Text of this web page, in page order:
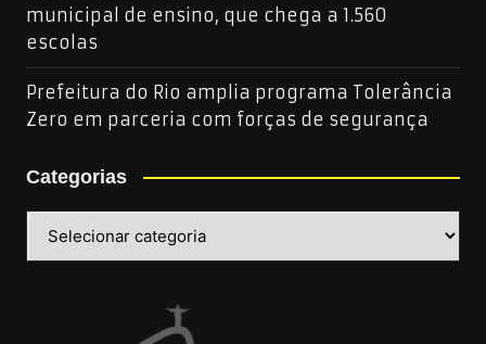
municipal de ensino, que chega a 1.560
escolas
Prefeitura do Rio amplia programa Tolerância
Zero em parceria com forças de segurança
Categorias